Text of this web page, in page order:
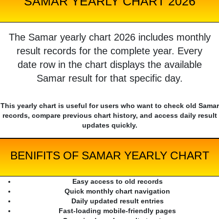
The Samar yearly chart 2026 includes monthly
result records for the complete year. Every
date row in the chart displays the available
Samar result for that specific day.
This yearly chart is useful for users who want to check old Samar
records, compare previous chart history, and access daily result
updates quickly.
BENIFITS OF SAMAR YEARLY CHART
Easy access to old records
Quick monthly chart navigation
Daily updated result entries
Fast-loading mobile-friendly pages